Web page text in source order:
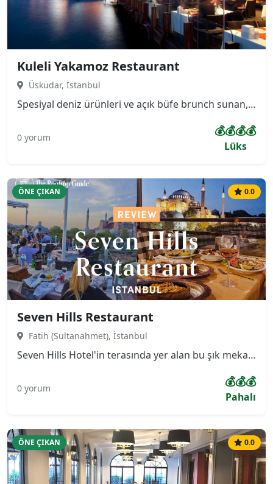
Kuleli Yakamoz Restaurant
Üsküdar, İstanbul
Spesiyal deniz ürünleri ve açık büfe brunch sunan, terası ve Boğaz manzarası olan sessiz, ferah mekan. Asırlık çınar ağaçlarının altında boğazın manzarasını panaromik çevreleyen, bir yanı Kuleli Askeri Lisesi diğer yanı Boğaz Köprüsünü gören çok özel konuma sahip restaurantımız kendini özel hissetmek isteyenler için ayrıcalıklı bir mekan.
0 yorum 💰💰💰💰
Lüks
0.0
ÖNE ÇIKAN
Seven Hills Restaurant
Fatih (Sultanahmet), İstanbul
Seven Hills Hotel'in terasında yer alan bu şık mekan, misafirlerine Ayasofya, Sultanahmet Camii ve Topkapı Sarayı'nın yanı sıra İstanbul Boğazı'na hakim 360 derecelik panoramik bir manzara sunmaktadır. Menüsü, özellikle taze ve zengin deniz ürünleri ile Türk mutfağının seçkin lezzetlerine odaklanmıştır.
0 yorum 💰💰💰
Pahalı
0.0
ÖNE ÇIKAN